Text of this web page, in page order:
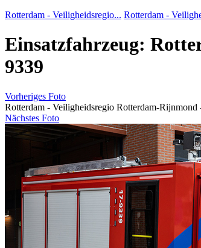
Rotterdam - Veiligheidsregio... Rotterdam -
Einsatzfahrzeug:
9339
Vorheriges Foto
Rotterdam - Veiligheidsregio Rotterdam-
Nächstes Foto